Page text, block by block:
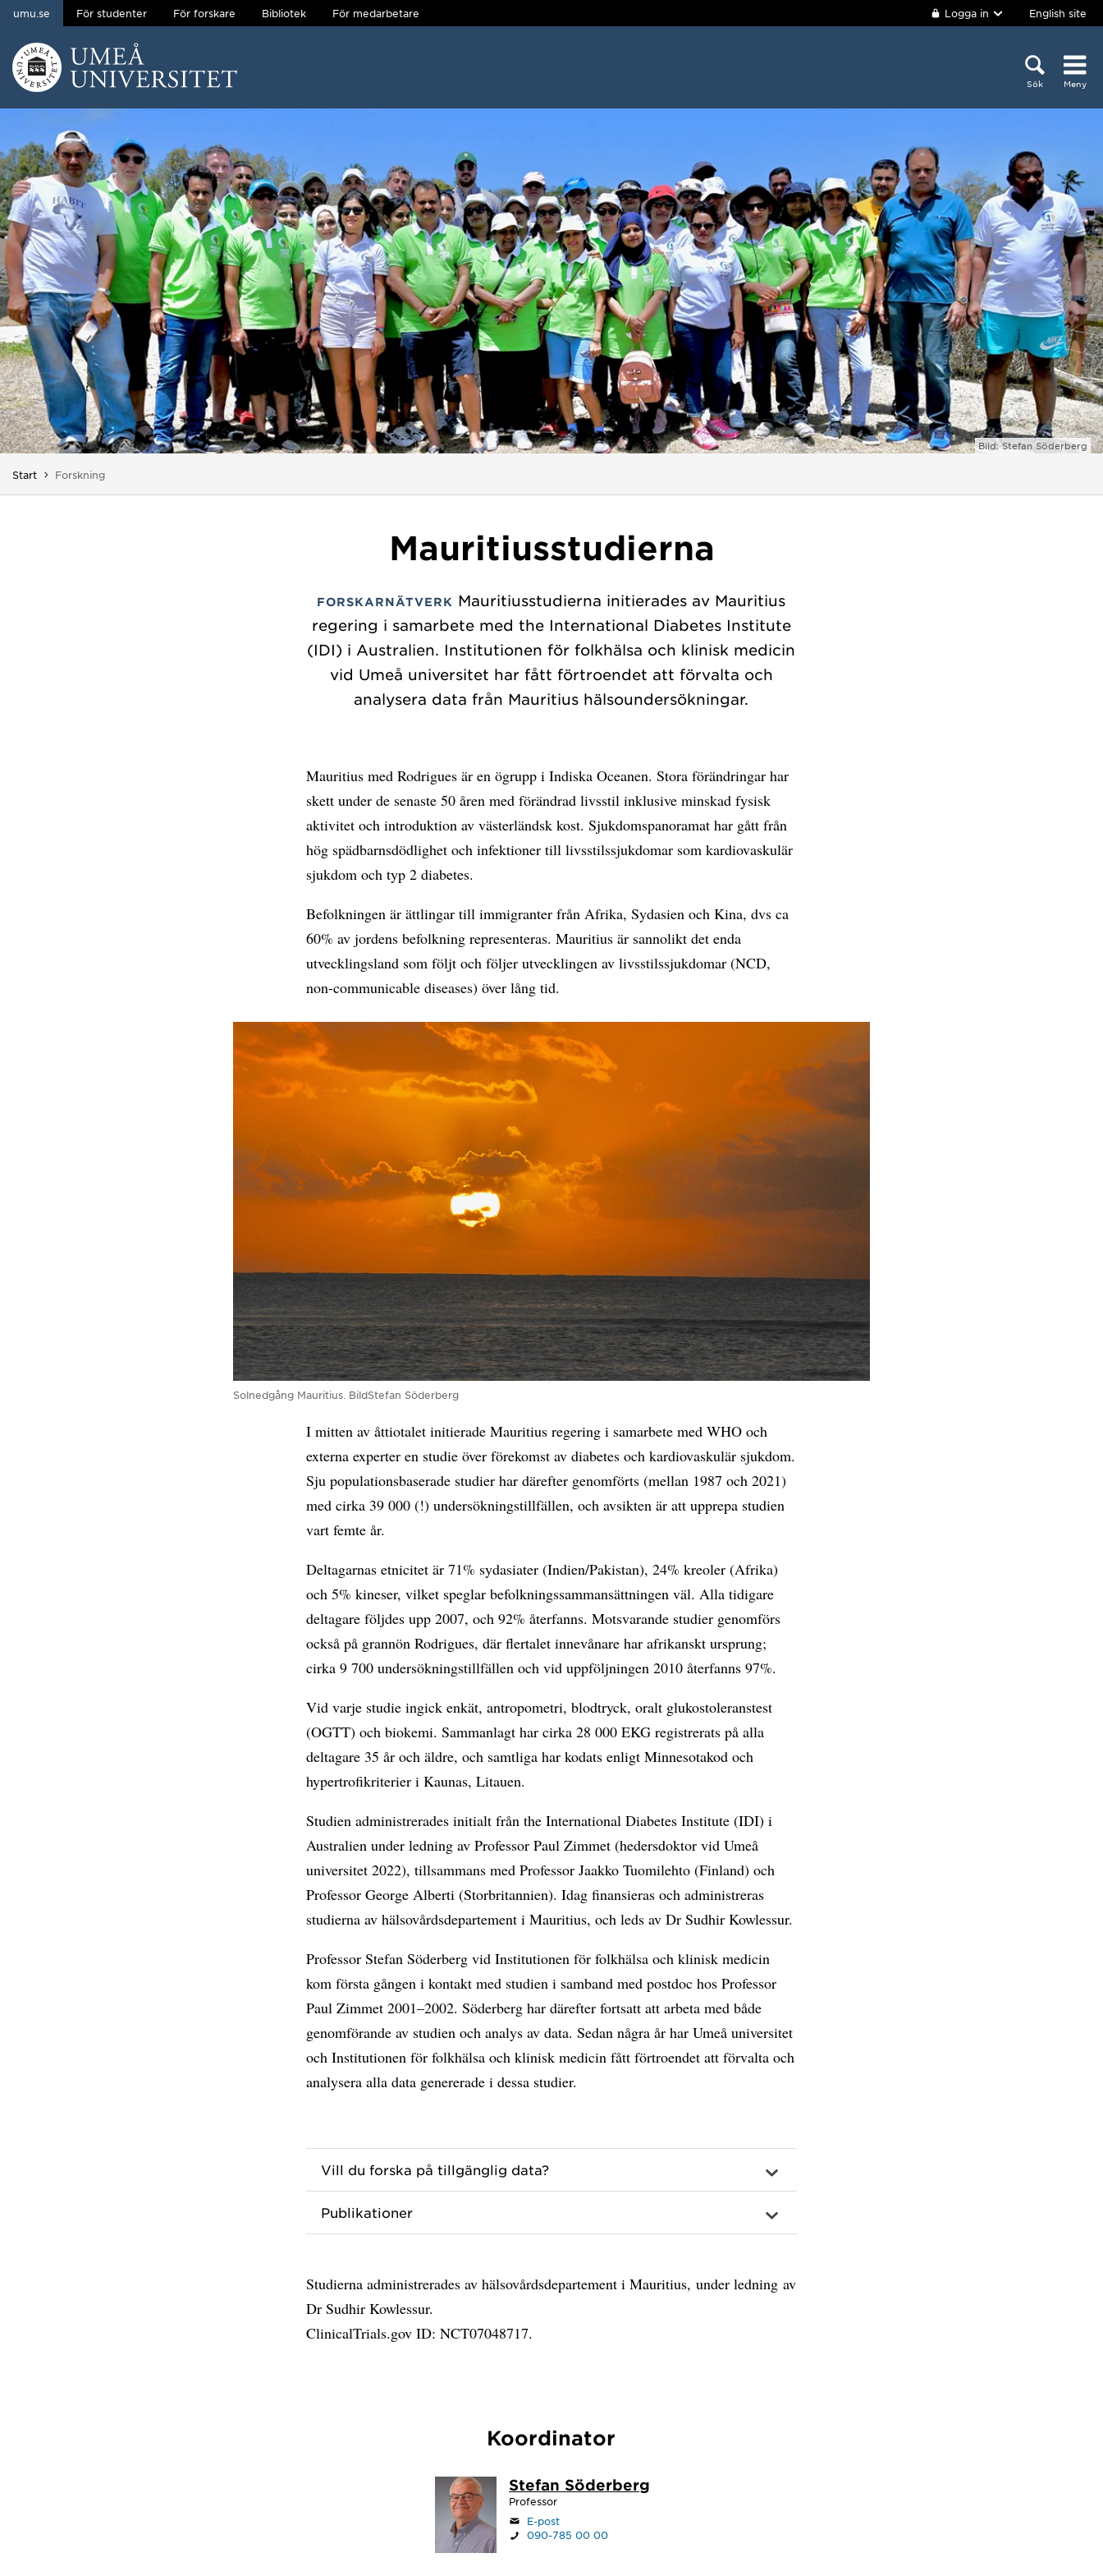
Hoppa direkt till innehållet
umu.se För studenter För forskare Bibliotek För medarbetare Logga in English site
Sök Meny
Huvudmenyn dold.
Bild: Stefan Söderberg
Start Du är här:
Forskning
Mauritiusstudierna
FORSKARNÄTVERK Mauritiusstudierna initierades av Mauritius
regering i samarbete med the International Diabetes Institute
(IDI) i Australien. Institutionen för folkhälsa och klinisk medicin
vid Umeå universitet har fått förtroendet att förvalta och
analysera data från Mauritius hälsoundersökningar.
Mauritius med Rodrigues är en ögrupp i Indiska Oceanen. Stora förändringar har
skett under de senaste 50 åren med förändrad livsstil inklusive minskad fysisk
aktivitet och introduktion av västerländsk kost. Sjukdomspanoramat har gått från
hög spädbarnsdödlighet och infektioner till livsstilssjukdomar som kardiovaskulär
sjukdom och typ 2 diabetes.
Befolkningen är ättlingar till immigranter från Afrika, Sydasien och Kina, dvs ca
60% av jordens befolkning representeras. Mauritius är sannolikt det enda
utvecklingsland som följt och följer utvecklingen av livsstilssjukdomar (NCD,
non-communicable diseases) över lång tid.
Solnedgång Mauritius. BildStefan Söderberg
I mitten av åttiotalet initierade Mauritius regering i samarbete med WHO och
externa experter en studie över förekomst av diabetes och kardiovaskulär sjukdom.
Sju populationsbaserade studier har därefter genomförts (mellan 1987 och 2021)
med cirka 39 000 (!) undersökningstillfällen, och avsikten är att upprepa studien
vart femte år.
Deltagarnas etnicitet är 71% sydasiater (Indien/Pakistan), 24% kreoler (Afrika)
och 5% kineser, vilket speglar befolkningssammansättningen väl. Alla tidigare
deltagare följdes upp 2007, och 92% återfanns. Motsvarande studier genomförs
också på grannön Rodrigues, där flertalet innevånare har afrikanskt ursprung;
cirka 9 700 undersökningstillfällen och vid uppföljningen 2010 återfanns 97%.
Vid varje studie ingick enkät, antropometri, blodtryck, oralt glukostoleranstest
(OGTT) och biokemi. Sammanlagt har cirka 28 000 EKG registrerats på alla
deltagare 35 år och äldre, och samtliga har kodats enligt Minnesotakod och
hypertrofikriterier i Kaunas, Litauen.
Studien administrerades initialt från the International Diabetes Institute (IDI) i
Australien under ledning av Professor Paul Zimmet (hedersdoktor vid Umeå
universitet 2022), tillsammans med Professor Jaakko Tuomilehto (Finland) och
Professor George Alberti (Storbritannien). Idag finansieras och administreras
studierna av hälsovårdsdepartement i Mauritius, och leds av Dr Sudhir Kowlessur.
Professor Stefan Söderberg vid Institutionen för folkhälsa och klinisk medicin
kom första gången i kontakt med studien i samband med postdoc hos Professor
Paul Zimmet 2001–2002. Söderberg har därefter fortsatt att arbeta med både
genomförande av studien och analys av data. Sedan några år har Umeå universitet
och Institutionen för folkhälsa och klinisk medicin fått förtroendet att förvalta och
analysera alla data genererade i dessa studier.
Vill du forska på tillgänglig data?
Publikationer
Studierna administrerades av hälsovårdsdepartement i Mauritius, under ledning av
Dr Sudhir Kowlessur.
ClinicalTrials.gov ID: NCT07048717.
Koordinator
Stefan Söderberg
Professor
E-post
090-785 00 00